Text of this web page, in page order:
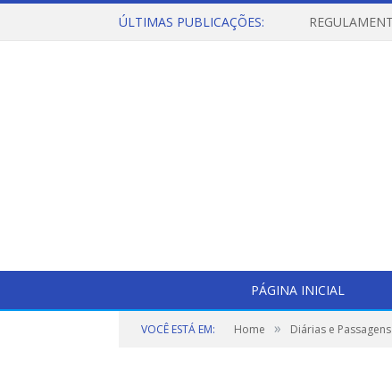
ÚLTIMAS PUBLICAÇÕES:
PÁGINA INICIAL
VOCÊ ESTÁ EM: Home » Diárias e Passagens